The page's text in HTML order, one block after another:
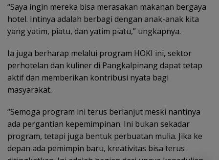
“Saya ingin mereka bisa merasakan makanan bergaya
hotel. Intinya adalah berbagi dengan anak-anak kita
yang yatim, piatu, dan yatim piatu,” ungkapnya.
Ia juga berharap melalui program HOKI ini, sektor
perhotelan dan kuliner di Pangkalpinang dapat tetap
aktif dan memberikan kontribusi nyata bagi
masyarakat.
“Semoga program ini terus berlanjut meski nantinya
ada pergantian kepemimpinan. Ini bukan sekadar
program, tetapi juga bentuk perbuatan mulia. Jika ke
depan ada pemimpin baru, kreativitas bisa terus